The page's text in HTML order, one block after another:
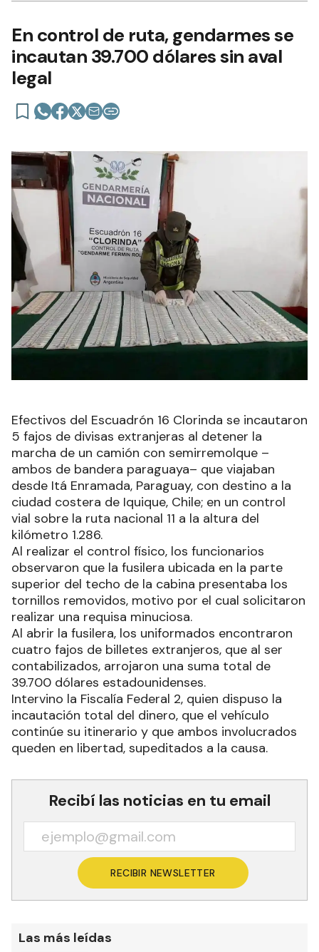
En control de ruta, gendarmes se
incautan 39.700 dólares sin aval
legal
Efectivos del Escuadrón 16 Clorinda se incautaron
5 fajos de divisas extranjeras al detener la
marcha de un camión con semirremolque –
ambos de bandera paraguaya– que viajaban
desde Itá Enramada, Paraguay, con destino a la
ciudad costera de Iquique, Chile; en un control
vial sobre la ruta nacional 11 a la altura del
kilómetro 1.286.
Al realizar el control físico, los funcionarios
observaron que la fusilera ubicada en la parte
superior del techo de la cabina presentaba los
tornillos removidos, motivo por el cual solicitaron
realizar una requisa minuciosa.
Al abrir la fusilera, los uniformados encontraron
cuatro fajos de billetes extranjeros, que al ser
contabilizados, arrojaron una suma total de
39.700 dólares estadounidenses.
Intervino la Fiscalía Federal 2, quien dispuso la
incautación total del dinero, que el vehículo
continúe su itinerario y que ambos involucrados
queden en libertad, supeditados a la causa.
Recibí las noticias en tu email
RECIBIR NEWSLETTER
Las más leídas